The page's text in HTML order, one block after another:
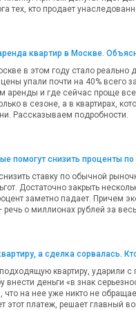
тех, кто продает
квартир в Москве.
в этом году стало реально
упали почти на 40% всего
аренды и где сейчас проще
в сезоне, а в квартирах,
Рассказываем подробности.
помогут снизить проценты по
ставку по обычной
Достаточно закрыть
заметно падает. Причем
о миллионах рублей за весь
а сделка сорвалась.
квартиру, ударили с
внести деньги «в знак
что на нее уже никто не
этот платеж, решает главный